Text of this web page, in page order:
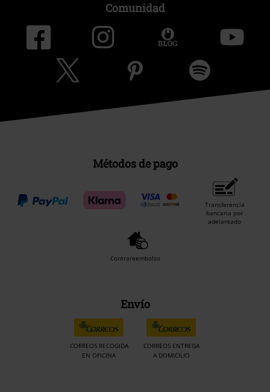
Comunidad
Métodos de pago
Transferencia
bancaria por
adelantado
Contrareembolso
Envío
CORREOS RECOGIDA
EN OFICINA
CORREOS ENTREGA
A DOMICILIO